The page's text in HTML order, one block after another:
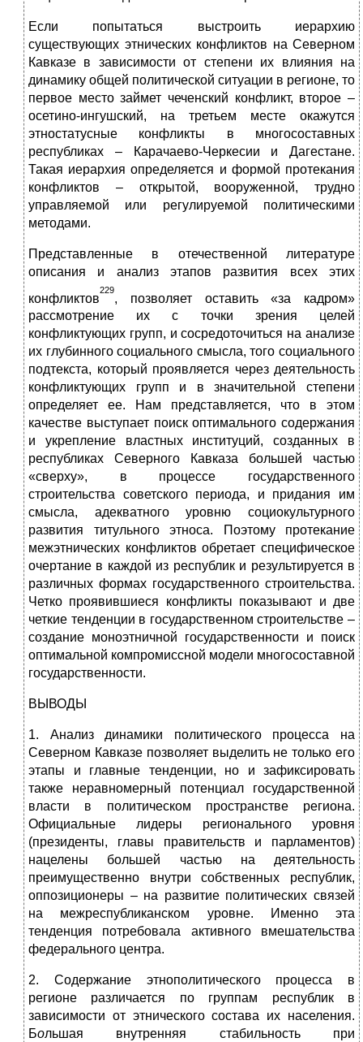
Если попытаться выстроить иерархию
существующих этнических конфликтов на Северном
Кавказе в зависимости от степени их влияния на
динамику общей политической ситуации в регионе, то
первое место займет чеченский конфликт, второе –
осетино-ингушский, на третьем месте окажутся
этностатусные конфликты в многосоставных
республиках – Карачаево-Черкесии и Дагестане.
Такая иерархия определяется и формой протекания
конфликтов – открытой, вооруженной, трудно
управляемой или регулируемой политическими
методами.
Представленные в отечественной литературе
описания и анализ этапов развития всех этих
конфликтов
229
, позволяет оставить «за кадром»
рассмотрение их с точки зрения целей
конфликтующих групп, и сосредоточиться на анализе
их глубинного социального смысла, того социального
подтекста, который проявляется через деятельность
конфликтующих групп и в значительной степени
определяет ее. Нам представляется, что в этом
качестве выступает поиск оптимального содержания
и укрепление властных институций, созданных в
республиках Северного Кавказа большей частью
«сверху», в процессе государственного
строительства советского периода, и придания им
смысла, адекватного уровню социокультурного
развития титульного этноса. Поэтому протекание
межэтнических конфликтов обретает специфическое
очертание в каждой из республик и результируется в
различных формах государственного строительства.
Четко проявившиеся конфликты показывают и две
четкие тенденции в государственном строительстве –
создание моноэтничной государственности и поиск
оптимальной компромиссной модели многосоставной
государственности.
ВЫВОДЫ
1. Анализ динамики политического процесса на
Северном Кавказе позволяет выделить не только его
этапы и главные тенденции, но и зафиксировать
также неравномерный потенциал государственной
власти в политическом пространстве региона.
Официальные лидеры регионального уровня
(президенты, главы правительств и парламентов)
нацелены большей частью на деятельность
преимущественно внутри собственных республик,
оппозиционеры – на развитие политических связей
на межреспубликанском уровне. Именно эта
тенденция потребовала активного вмешательства
федерального центра.
2. Содержание этнополитического процесса в
регионе различается по группам республик в
зависимости от этнического состава их населения.
Большая внутренняя стабильность при